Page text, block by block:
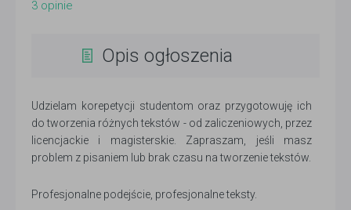
3 opinie
Opis ogłoszenia
Udzielam korepetycji studentom oraz przygotowuję ich
do tworzenia różnych tekstów - od zaliczeniowych, przez
licencjackie i magisterskie. Zapraszam, jeśli masz
problem z pisaniem lub brak czasu na tworzenie tekstów.
Profesjonalne podejście, profesjonalne teksty.